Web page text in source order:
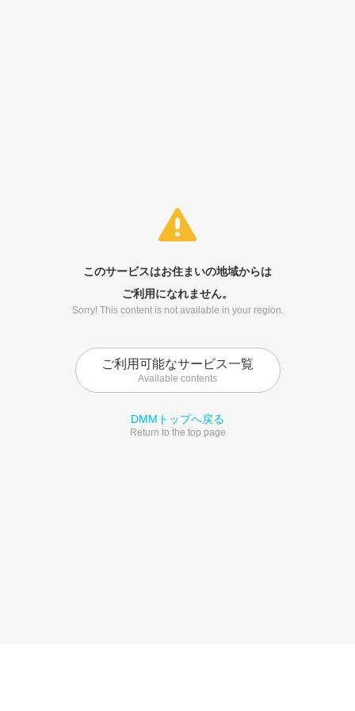
このサービスはお住まいの地域からは
ご利用になれません。
Sorry! This content is not available in your region.
ご利用可能なサービス一覧
Available contents
DMMトップへ戻る
Return to the top page